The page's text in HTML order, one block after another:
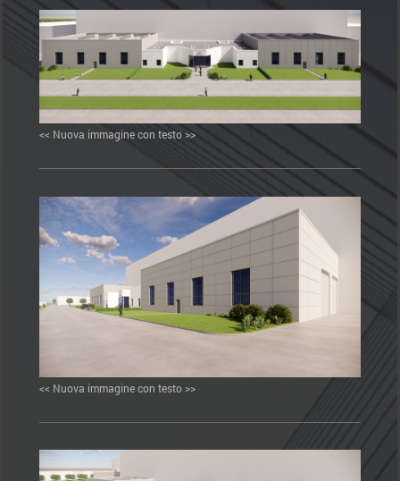
<< Nuova immagine con testo >>
<< Nuova immagine con testo >>